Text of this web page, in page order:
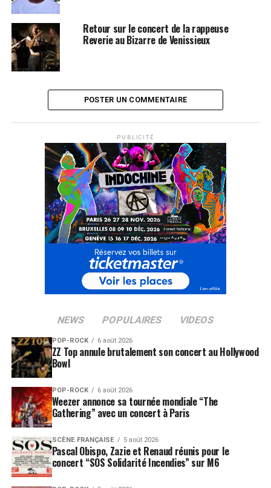
Retour sur le concert de la rappeuse
Reverie au Bizarre de Venissieux
POSTER UN COMMENTAIRE
PUBLICITÉ
NEWS POPULAIRES VIDEOS
POP-ROCK 6 août 2026
ZZ Top annule brutalement son concert au Hollywood
Bowl
POP-ROCK 6 août 2026
Weezer annonce sa tournée mondiale “The
Gathering” avec un concert à Paris
SCÈNE FRANÇAISE 5 août 2026
Pascal Obispo, Zazie et Renaud réunis pour le
concert “SOS Solidarité Incendies” sur M6